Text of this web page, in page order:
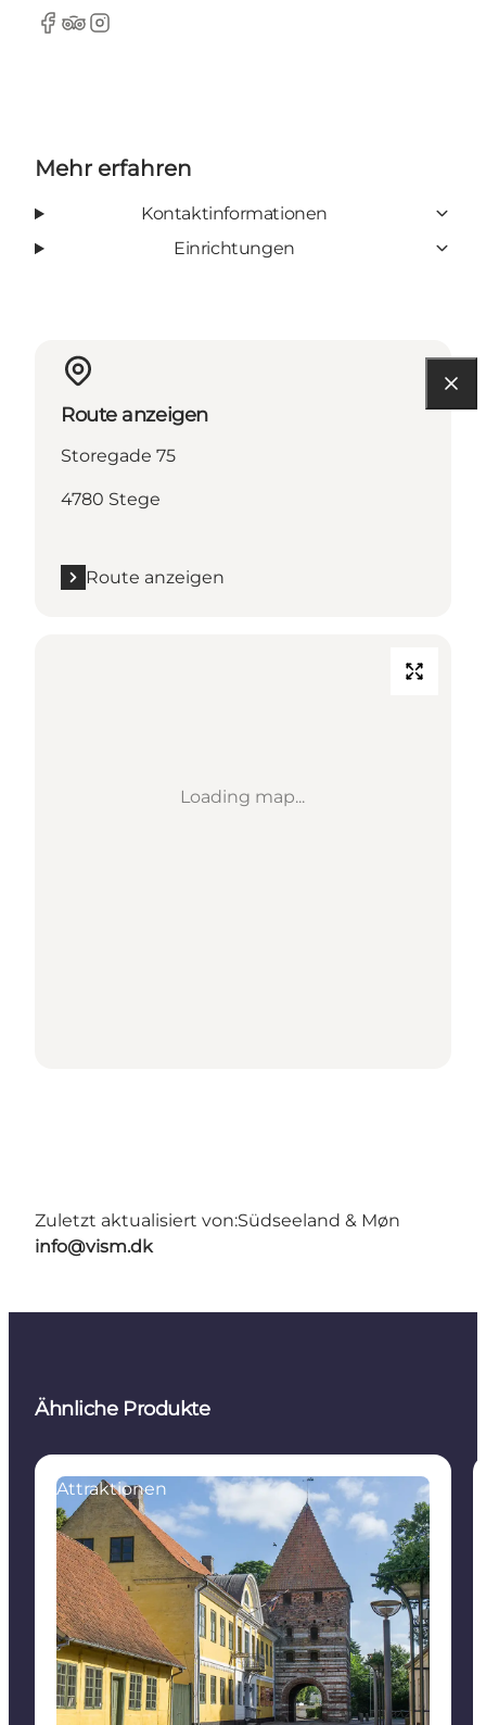
Facebook
TripAdvisor
Instagram
Mehr erfahren
Kontaktinformationen
Einrichtungen
Route anzeigen
Storegade 75
4780 Stege
Route anzeigen
Loading map...
Zuletzt aktualisiert von:Südseeland & Møn
info@vism.dk
Ähnliche Produkte
Attraktionen